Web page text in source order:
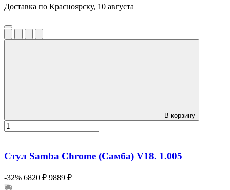
Доставка по Красноярску, 10 августа
В корзину
Стул Samba Chrome (Самба) V18. 1.005
-32% 6820 ₽ 9889 ₽